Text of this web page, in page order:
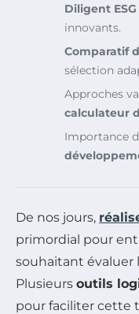
Diligent ESG
innovants.
Comparatif
sélection
Approches
calculateur
Importance
De nos jours,
primordial pour
souhaitant évaluer
Plusieurs outils
pour faciliter cette